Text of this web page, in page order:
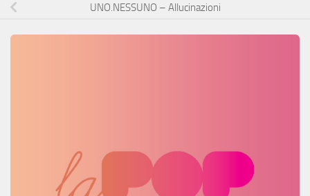
UNO.NESSUNO – Allucinazioni